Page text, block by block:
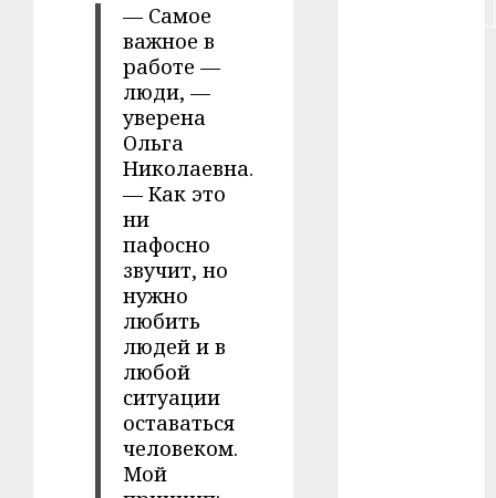
— Самое
важное в
работе —
люди, —
уверена
Ольга
Николаевна.
— Как это
ни
пафосно
звучит, но
нужно
любить
людей и в
любой
ситуации
оставаться
человеком.
Мой